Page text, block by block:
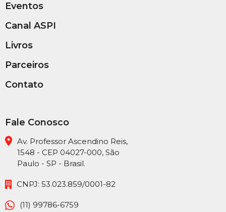
Eventos
Canal ASPI
Livros
Parceiros
Contato
Fale Conosco
Av. Professor Ascendino Reis,
1548 - CEP 04027-000, São
Paulo - SP - Brasil.
CNPJ: 53.023.859/0001-82
(11) 99786-6759